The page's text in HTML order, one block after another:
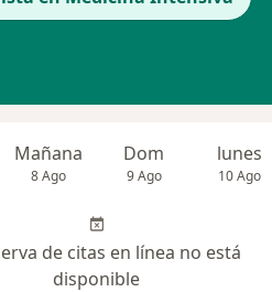
Mañana
8 Ago
Dom
9 Ago
lunes
10 Ago
de citas en línea no está
disponible